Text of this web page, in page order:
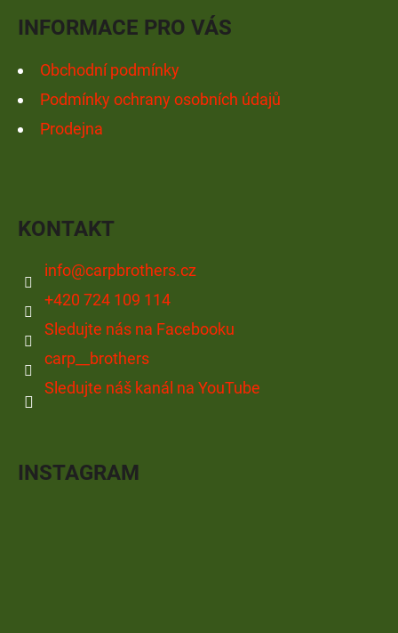
INFORMACE PRO VÁS
Obchodní podmínky
Podmínky ochrany osobních údajů
Prodejna
KONTAKT
info@carpbrothers.cz
+420 724 109 114
Sledujte nás na Facebooku
carp__brothers
Sledujte náš kanál na YouTube
INSTAGRAM